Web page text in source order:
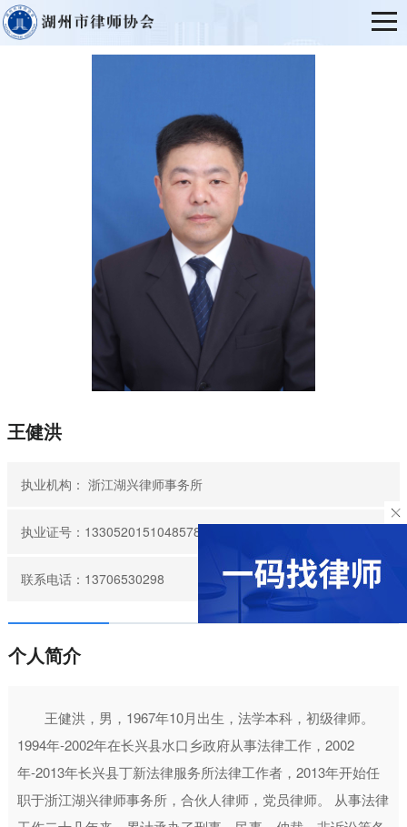
王健洪
执业机构： 浙江湖兴律师事务所
执业证号：13305201510485780
联系电话：13706530298
个人简介
王健洪，男，1967年10月出生，法学本科，初级律师。
1994年-2002年在长兴县水口乡政府从事法律工作，2002
年-2013年长兴县丁新法律服务所法律工作者，2013年开始任
职于浙江湖兴律师事务所，合伙人律师，党员律师。 从事法律